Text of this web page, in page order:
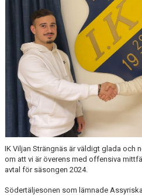
IK Viljan Strängnäs är väldigt glada och
om att vi är överens med offensiva
avtal för säsongen 2024.
Södertäljesonen som lämnade